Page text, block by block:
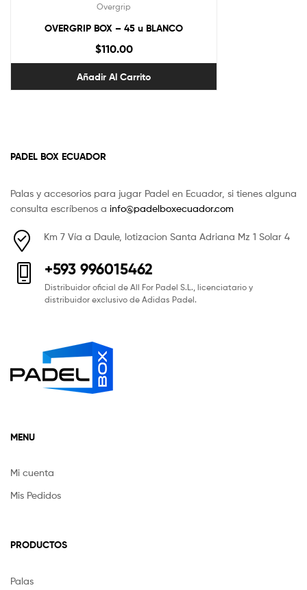
Overgrip
OVERGRIP BOX – 45 u BLANCO
$110.00
Añadir Al Carrito
PADEL BOX ECUADOR
Palas y accesorios para jugar Padel en Ecuador, si tienes alguna
consulta escríbenos a info@padelboxecuador.com
Km 7 Vía a Daule, lotizacion Santa Adriana Mz 1 Solar 4
+593 996015462
Distribuidor oficial de All For Padel S.L., licenciatario y
distribuidor exclusivo de Adidas Padel.
MENU
Mi cuenta
Mis Pedidos
PRODUCTOS
Palas